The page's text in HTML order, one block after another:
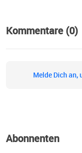
Kommentare (0)
Melde Dich an,
Abonnenten